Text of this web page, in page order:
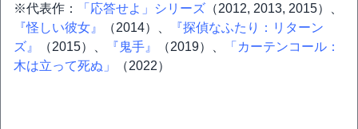
※代表作：
「応答せよ」シリーズ （2012, 2013, 2015）、
『怪しい彼女』
（2014）、
『探偵なふたり：リターン
ズ』
（2015）、 『鬼手』 （2019）、
「カーテンコール：
木は立って死ぬ」
（2022）